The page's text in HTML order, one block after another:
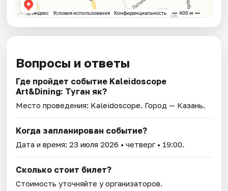
Вопросы и ответы
Где пройдет событие Kaleidoscope
Art&Dining: Туган як?
Место проведения: Kaleidoscope. Город — Казань.
Когда запланирован событие?
Дата и время:23 июля 2026 • четверг • 19:00.
Сколько стоит билет?
Стоимость уточняйте у организаторов.